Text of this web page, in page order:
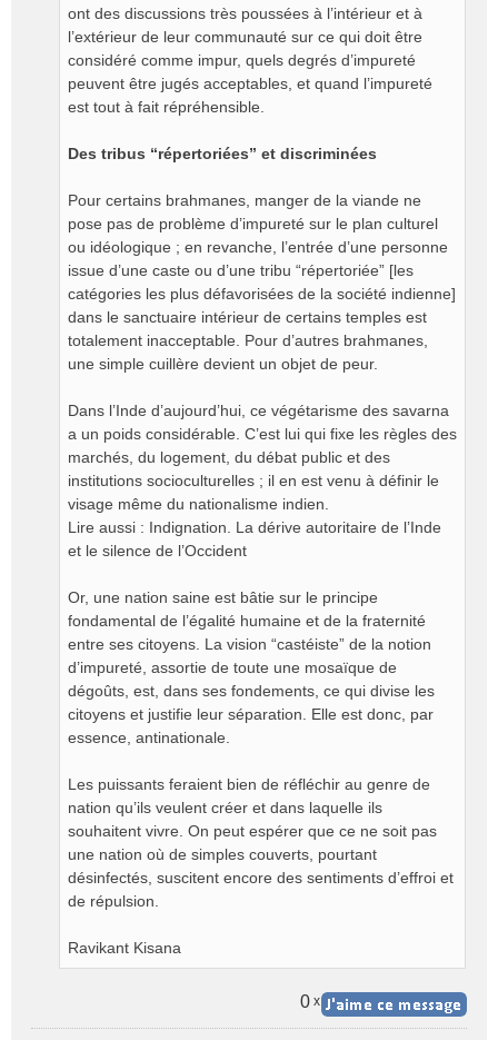
ont des discussions très poussées à l’intérieur et à
l’extérieur de leur communauté sur ce qui doit être
considéré comme impur, quels degrés d’impureté
peuvent être jugés acceptables, et quand l’impureté
est tout à fait répréhensible.
Des tribus “répertoriées” et discriminées
Pour certains brahmanes, manger de la viande ne
pose pas de problème d’impureté sur le plan culturel
ou idéologique ; en revanche, l’entrée d’une personne
issue d’une caste ou d’une tribu “répertoriée” [les
catégories les plus défavorisées de la société indienne]
dans le sanctuaire intérieur de certains temples est
totalement inacceptable. Pour d’autres brahmanes,
une simple cuillère devient un objet de peur.
Dans l’Inde d’aujourd’hui, ce végétarisme des savarna
a un poids considérable. C’est lui qui fixe les règles des
marchés, du logement, du débat public et des
institutions socioculturelles ; il en est venu à définir le
visage même du nationalisme indien.
Lire aussi : Indignation. La dérive autoritaire de l’Inde
et le silence de l’Occident
Or, une nation saine est bâtie sur le principe
fondamental de l’égalité humaine et de la fraternité
entre ses citoyens. La vision “castéiste” de la notion
d’impureté, assortie de toute une mosaïque de
dégoûts, est, dans ses fondements, ce qui divise les
citoyens et justifie leur séparation. Elle est donc, par
essence, antinationale.
Les puissants feraient bien de réfléchir au genre de
nation qu’ils veulent créer et dans laquelle ils
souhaitent vivre. On peut espérer que ce ne soit pas
une nation où de simples couverts, pourtant
désinfectés, suscitent encore des sentiments d’effroi et
de répulsion.
Ravikant Kisana
0 x